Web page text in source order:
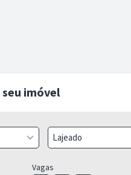
seu imóvel
Lajeado
Vagas